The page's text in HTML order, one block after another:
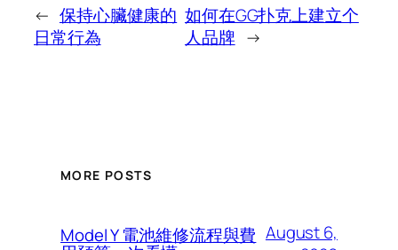
← 保持心臟健康的
日常行為
如何在GG扑克上建立个
人品牌 →
MORE POSTS
Model Y 電池維修流程與費 August 6,